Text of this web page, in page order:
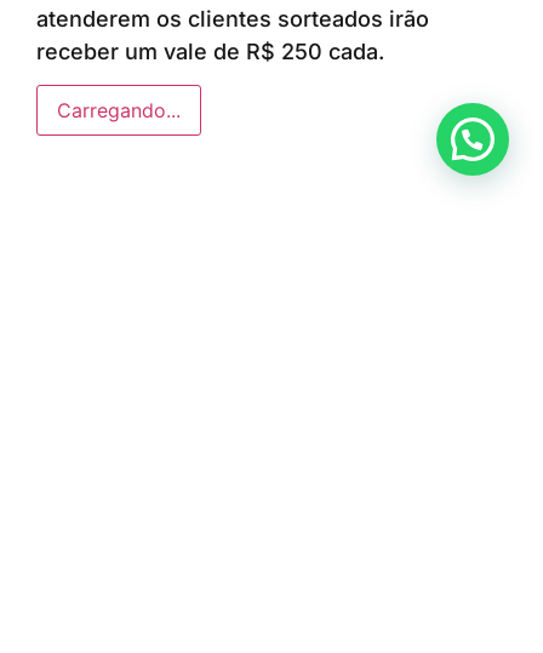
atenderem os clientes sorteados irão
receber um vale de R$ 250 cada.
Carregando...
Anunciar ou recomendar matéria